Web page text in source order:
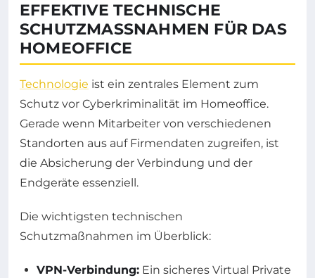
EFFEKTIVE TECHNISCHE
SCHUTZMASSNAHMEN FÜR DAS H
OMEOFFICE
Technologie ist ein zentrales Element zum
Schutz vor Cyberkriminalität im Homeoffice.
Gerade wenn Mitarbeiter von verschiedenen
Standorten aus auf Firmendaten zugreifen, ist
die Absicherung der Verbindung und der
Endgeräte essenziell.
Die wichtigsten technischen
Schutzmaßnahmen im Überblick:
VPN-Verbindung: Ein sicheres Virtual Private